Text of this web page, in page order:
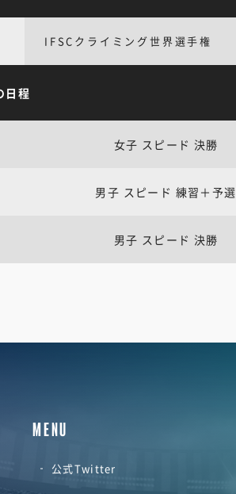
IFSCクライミング世界選手権
日程
女子 スピード 決勝
男子 スピード 練習＋予選
男子 スピード 決勝
MENU
公式Twitter